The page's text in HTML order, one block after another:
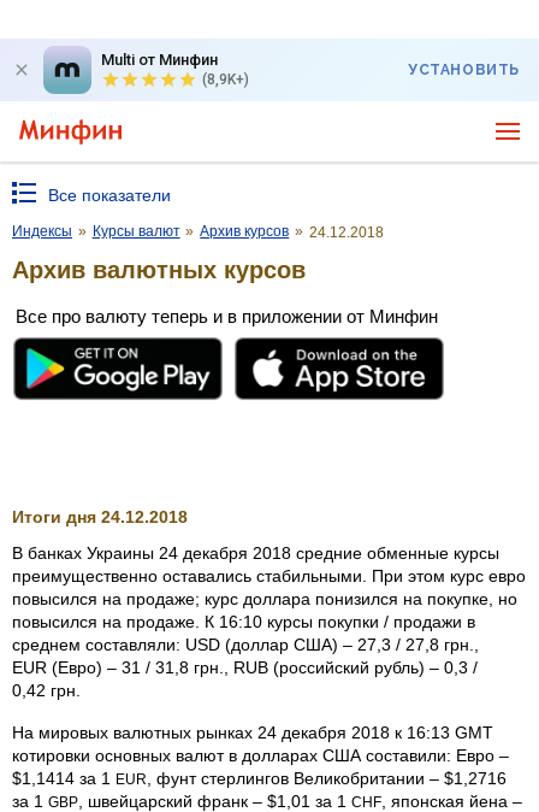
Multi от Минфин
(8,9K+)
УСТАНОВИТЬ
Все показатели
Индексы » Курсы валют » Архив курсов » 24.12.2018
Архив валютных курсов
Все про валюту теперь и в приложении от Минфин
Итоги дня 24.12.2018
В банках Украины 24 декабря 2018 средние обменные курсы
преимущественно оставались стабильными. При этом курс евро
повысился на продаже; курс доллара понизился на покупке, но
повысился на продаже. К 16:10 курсы покупки / продажи в
среднем составляли: USD (доллар США) – 27,3 / 27,8 грн.,
EUR (Евро) – 31 / 31,8 грн., RUB (российский рубль) – 0,3 /
0,42 грн.
На мировых валютных рынках 24 декабря 2018 к 16:13 GMT
котировки основных валют в долларах США составили: Евро –
$1,1414 за 1 EUR
, фунт стерлингов Велико­британии – $1,2716
за 1 GBP , швейцарский франк – $1,01 за 1 CHF , японская йена –